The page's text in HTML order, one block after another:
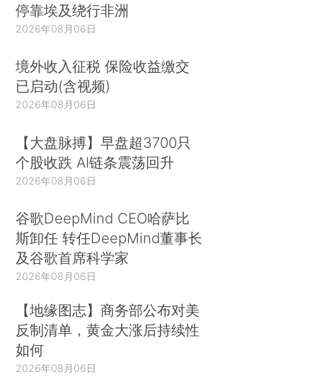
停靠埃及绕行非洲
2026年08月06日
境外收入征税 保险收益缴交
已启动(含视频)
2026年08月06日
【大盘脉搏】早盘超3700只
个股收跌 AI链条震荡回升
2026年08月06日
谷歌DeepMind CEO哈萨比
斯卸任 转任DeepMind董事长
及谷歌首席科学家
2026年08月06日
【地缘图志】商务部公布对美
反制清单，黄金大涨后持续性
如何
2026年08月06日